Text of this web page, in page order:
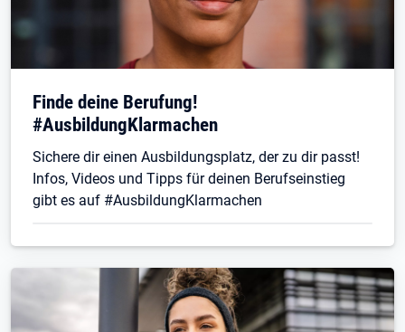
Finde deine Berufung!
#AusbildungKlarmachen
Sichere dir einen Ausbildungsplatz, der zu dir passt!
Infos, Videos und Tipps für deinen Berufseinstieg
gibt es auf #AusbildungKlarmachen